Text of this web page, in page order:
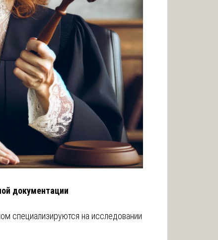
документации
специализируются на исследовании